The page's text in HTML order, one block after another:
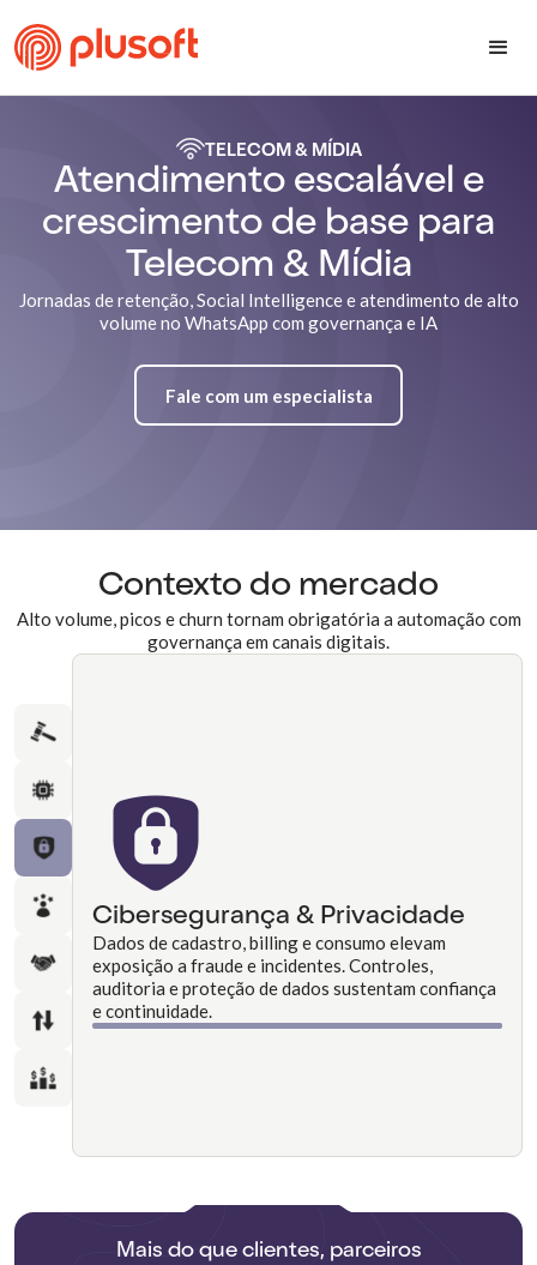
TELECOM & MÍDIA
Atendimento escalável e
crescimento de base para
Telecom & Mídia
Jornadas de retenção, Social Intelligence e atendimento de alto
volume no WhatsApp com governança e IA
Fale com um especialista
Contexto do mercado
Alto volume, picos e churn tornam obrigatória a automação com
governança em canais digitais.
Cibersegurança & Privacidade
Dados de cadastro, billing e consumo elevam
exposição a fraude e incidentes. Controles,
auditoria e proteção de dados sustentam confiança
e continuidade.
Mais do que clientes, parceiros